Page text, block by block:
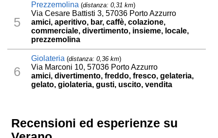
5
Prezzemolina (distanza: 0,31 km)
Via Cesare Battisti 3, 57036 Porto Azzurro
amici, aperitivo, bar, caffè, colazione,
commerciale, divertimento, insieme, locale,
prezzemolina
6
Giolateria (distanza: 0,36 km)
Via Marconi 10, 57036 Porto Azzurro
amici, divertimento, freddo, fresco, gelateria,
gelato, giolateria, gusti, uscito, vendita
Recensioni ed esperienze su